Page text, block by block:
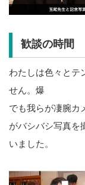
歓談の時間
わたしは色々とテ
せん。爆
でも我らが凄腕カ
がバシバシ写真を
いました。